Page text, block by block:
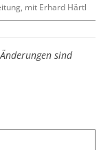
mit Erhard Härtl
sind